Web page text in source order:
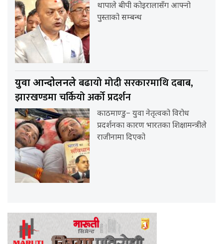
थापाले बीपी कोइरालासँग आफ्नो
पुस्ताको सम्बन्ध
युवा आन्दोलनलेबढायो मोदी सरकारमाथि दबाब,
झारखण्डमा चर्कियो अर्को प्रदर्शन
काठमाण्डु– युवा नेतृत्वको विरोध
प्रदर्शनका कारण भारतका शिक्षामन्त्रीले
राजीनामा दिएको